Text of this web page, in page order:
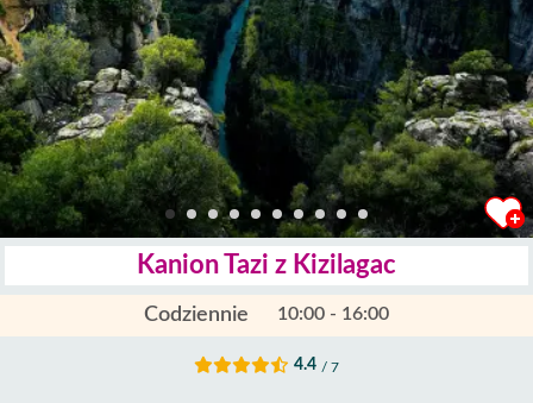
Kanion Tazi z Kizilagac
Codziennie 10:00 - 16:00
4.4 / 7